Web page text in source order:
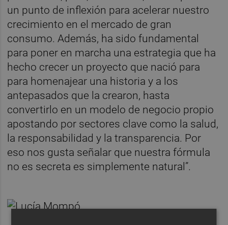
un punto de inflexión para acelerar nuestro
crecimiento en el mercado de gran
consumo. Además, ha sido fundamental
para poner en marcha una estrategia que ha
hecho crecer un proyecto que nació para
para homenajear una historia y a los
antepasados que la crearon, hasta
convertirlo en un modelo de negocio propio
apostando por sectores clave como la salud,
la responsabilidad y la transparencia. Por
eso nos gusta señalar que nuestra fórmula
no es secreta es simplemente natural”.